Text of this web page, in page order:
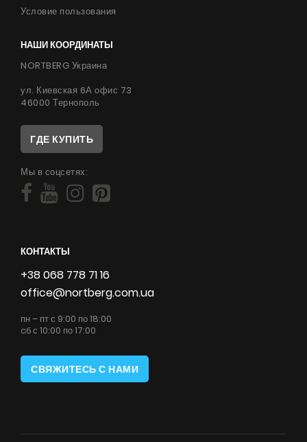
Условие пользования
НАШИ КООРДИНАТЫ
NORTBERG Украина
ул. Киевская 6А офис 73
46000 Тернополь
ГДЕ КУПИТЬ
Мы в соцсетях:
КОНТАКТЫ
+38 068 778 71 16
office@nortberg.com.ua
пн – пт с 9:00 по 18:00
cб с 10:00 по 17:00
СВЯЖИТЕСЬ С НАМИ